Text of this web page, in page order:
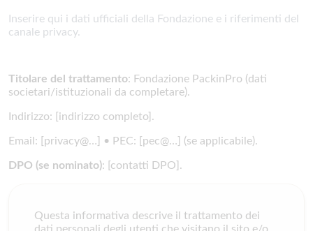
Inserire qui i dati ufficiali della Fondazione e i riferimenti del
canale privacy.
Titolare del trattamento: Fondazione PackinPro (dati
societari/istituzionali da completare).
Indirizzo: [indirizzo completo].
Email: [privacy@…] • PEC: [pec@…] (se applicabile).
DPO (se nominato): [contatti DPO].
Questa informativa descrive il trattamento dei
dati personali degli utenti che visitano il sito e/o